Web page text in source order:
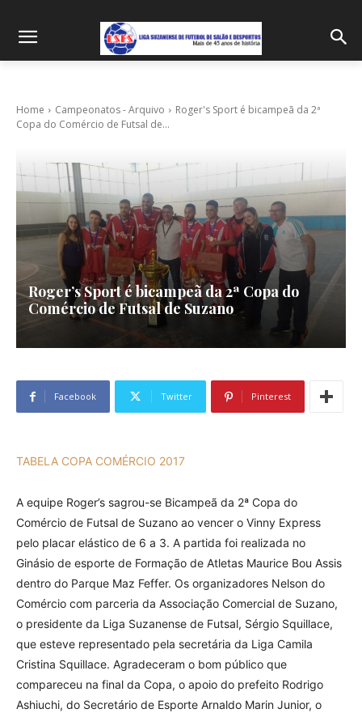
Home Campeonatos - Arquivo
Roger's Sport é bicampeã da 2ª
Copa do Comércio de Futsal de...
Roger’s Sport é bicampeã da 2ª Copa do
Comércio de Futsal de Suzano
Facebook Twitter Pinterest
TABELA COPA COMÉRCIO 2017
A equipe Roger’s sagrou-se Bicampeã da 2ª Copa do
Comércio de Futsal de Suzano ao vencer o Vinny Express
pelo placar elástico de 6 a 3. A partida foi realizada no
Ginásio de esporte de Formação de Atletas Maurice Bou Assis
dentro do Parque Maz Feffer. Os organizadores Nelson do
Comércio com parceria da Associação Comercial de Suzano,
o presidente da Liga Suzanense de Futsal, Sérgio Squillace,
que esteve representado pela secretária da Liga Camila
Cristina Squillace. Agradeceram o bom público que
compareceu na final da Copa, o apoio do prefeito Rodrigo
Ashiuchi, do Secretário de Esporte Arnaldo Marin Junior, o